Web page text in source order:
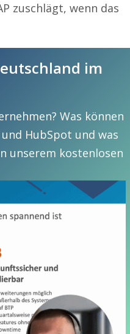
zuschlägt, wenn das
im
Was können
HubSpot und was
unserem kostenlosen